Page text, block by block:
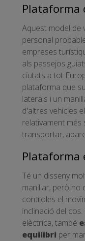
Plataforma
Aquest model de
personal
empreses
als passejos
ciutats a tot
plataforma que
laterals i un
d'altres vehicles
relativament més
transportar,
Plataforma
Té un disseny
manillar, però no
controles el
inclinació del
elèctrica, també
equilibri per